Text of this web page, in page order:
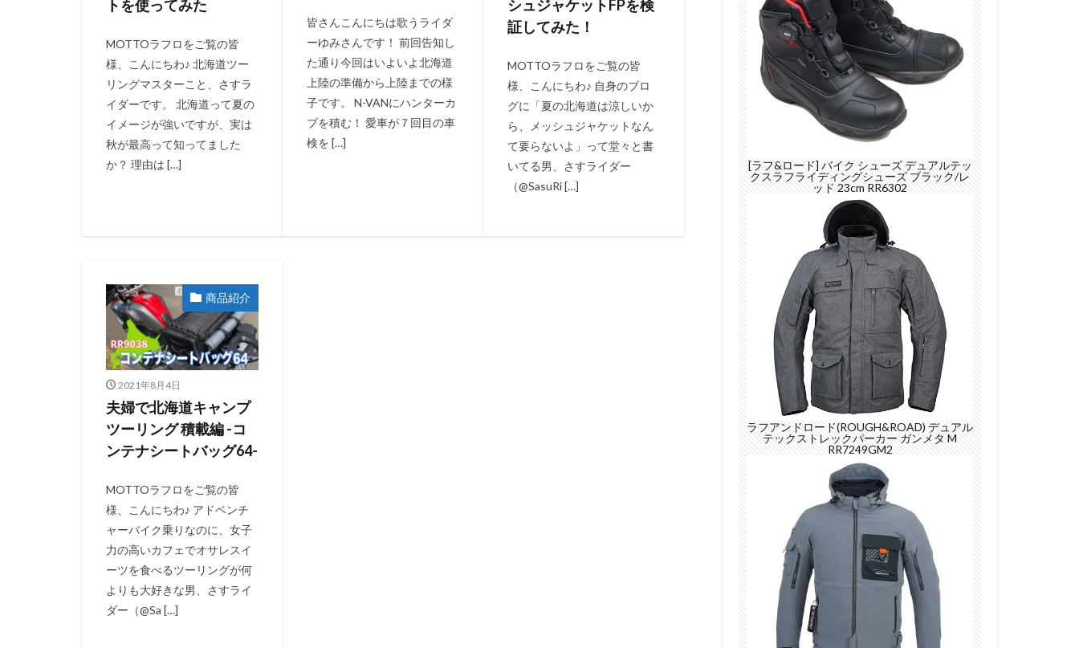
トを使ってみた
MOTTOラフロをご覧の皆
様、こんにちわ♪ 北海道ツー
リングマスターこと、さすラ
イダーです。 北海道って夏の
イメージが強いですが、実は
秋が最高って知ってました
か？ 理由は […]
皆さんこんにちは歌うライダ
ーゆみさんです！ 前回告知し
た通り今回はいよいよ北海道
上陸の準備から上陸までの様
子です。 N-VANにハンターカ
ブを積む！ 愛車が７回目の車
検を […]
シュジャケットFPを検
証してみた！
MOTTOラフロをご覧の皆
様、こんにちわ♪ 自身のブロ
グに「夏の北海道は涼しいか
ら、メッシュジャケットなん
て要らないよ」って堂々と書
いてる男、さすライダー
（@SasuRi […]
商品紹介
2021年8月4日
夫婦で北海道キャンプ
ツーリング 積載編 -コ
ンテナシートバッグ64-
MOTTOラフロをご覧の皆
様、こんにちわ♪ アドベンチ
ャーバイク乗りなのに、女子
力の高いカフェでオサレスイ
ーツを食べるツーリングが何
よりも大好きな男、さすライ
ダー（@Sa […]
[ラフ&ロード] バイク シューズ デュアルテッ
クスラフライディングシューズ ブラック/レ
ッド 23cm RR6302
ラフアンドロード(ROUGH&ROAD) デュアル
テックストレックパーカー ガンメタ M
RR7249GM2